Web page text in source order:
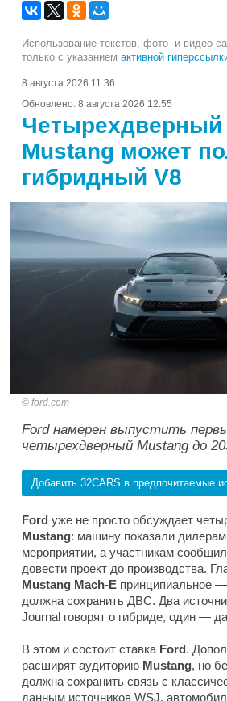
Использование текстов, фото- и видео
только с указанием активной
8 августа 2026 11:36
Обновлено: 8 августа 2026 12:55
Четырехдверный
Mustang может
гибридный V8
ford.com
Ford намерен выпустить
четырехдверный Mustang до
Добавить 32CARS в предпочитаемые
Ford уже не просто обсуждает
Mustang: машину показали
мероприятии, а участникам
довести проект до производства.
Mustang Mach-E принципиальное
должна сохранить ДВС. Два
Journal говорят о гибриде, один —
В этом и состоит ставка Ford.
расширят аудиторию Mustang, но
должна сохранить связь с
данным источников WSJ,